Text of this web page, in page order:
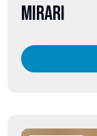
MIRARI